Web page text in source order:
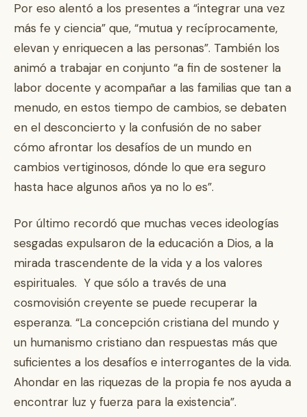
Por eso alentó a los presentes a “integrar una vez
más fe y ciencia” que, “mutua y recíprocamente,
elevan y enriquecen a las personas”. También los
animó a trabajar en conjunto “a fin de sostener la
labor docente y acompañar a las familias que tan a
menudo, en estos tiempo de cambios, se debaten
en el desconcierto y la confusión de no saber
cómo afrontar los desafíos de un mundo en
cambios vertiginosos, dónde lo que era seguro
hasta hace algunos años ya no lo es”.
Por último recordó que muchas veces ideologías
sesgadas expulsaron de la educación a Dios, a la
mirada trascendente de la vida y a los valores
espirituales. Y que sólo a través de una
cosmovisión creyente se puede recuperar la
esperanza. “La concepción cristiana del mundo y
un humanismo cristiano dan respuestas más que
suficientes a los desafíos e interrogantes de la vida.
Ahondar en las riquezas de la propia fe nos ayuda a
encontrar luz y fuerza para la existencia”.